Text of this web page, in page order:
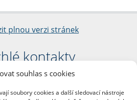
souhlas s cookies
soubory cookies a další sledovací nástroje
plnou verzi stránek
kontakty
fakulta
Jana Palacha 1/2